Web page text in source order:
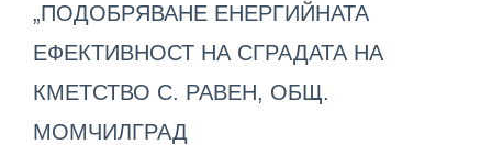
„ПОДОБРЯВАНЕ ЕНЕРГИЙНАТА
ЕФЕКТИВНОСТ НА СГРАДАТА НА
КМЕТСТВО С. РАВЕН, ОБЩ.
МОМЧИЛГРАД